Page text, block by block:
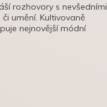
rozhovory s nevšedními
umění. Kultivovaně
nejnovější módní